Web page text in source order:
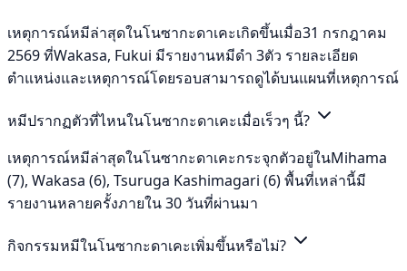
เหตุการณ์หมีล่าสุดในโนซากะดาเคะเกิดขึ้นเมื่อ31 กรกฎาคม
2569 ที่Wakasa, Fukui มีรายงานหมีดำ 3ตัว รายละเอียด
ตำแหน่งและเหตุการณ์โดยรอบสามารถดูได้บนแผนที่เหตุการณ์
หมีปรากฏตัวที่ไหนในโนซากะดาเคะเมื่อเร็วๆ นี้?
เหตุการณ์หมีล่าสุดในโนซากะดาเคะกระจุกตัวอยู่ในMihama
(7), Wakasa (6), Tsuruga Kashimagari (6) พื้นที่เหล่านี้มี
รายงานหลายครั้งภายใน 30 วันที่ผ่านมา
กิจกรรมหมีในโนซากะดาเคะเพิ่มขึ้นหรือไม่?